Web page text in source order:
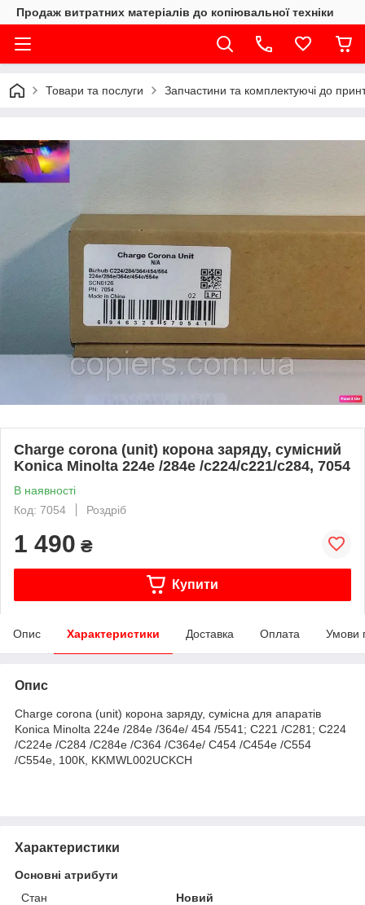
Продаж витратних матеріалів до копіювальної техніки
Товари та послуги Запчастини та комплектуючі до
Charge corona (unit) корона заряду, сумісний
Konica Minolta 224e /284e /с224/с221/с284, 7054
В наявності
Код: 7054
Роздріб
1 490 ₴
Купити
Опис Характеристики Доставка Оплата Умови
Опис
Charge corona (unit) корона заряду, сумісна для апаратів
Konica Minolta 224e /284e /364e/ 454 /5541; C221 /C281; C224
/C224e /C284 /C284e /C364 /C364e/ C454 /C454e /C554
/C554e, 100К, KKMWL002UCKCH
Характеристики
Основні атрибути
Стан
Новий